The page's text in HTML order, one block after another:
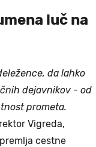
luč na
da lahko
dejavnikov - od
prometa.
Vigreda,
cestne